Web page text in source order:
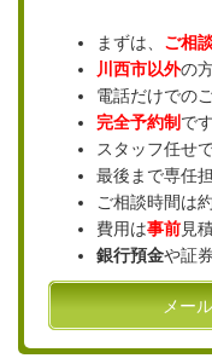
まずは、 ご相
川西市以外の
電話だけでの
完全予約制です
スタッフ任せ
最後まで専任
ご相談時間は
費用は事前見
銀行預金や証
メー